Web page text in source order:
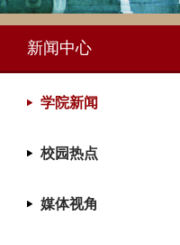
新闻中心
学院新闻
校园热点
媒体视角